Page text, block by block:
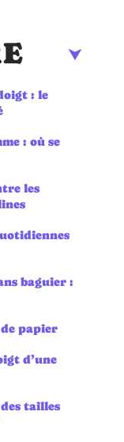
: le
: où se
les
baguier :
papier
d’une
tailles